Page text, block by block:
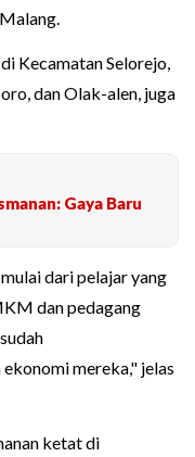
Kecamatan Selorejo,
dan Olak-alen, juga
Gaya Baru
dari pelajar yang
dan pedagang
mereka," jelas
ketat di